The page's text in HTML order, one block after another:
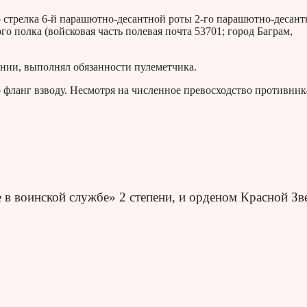
6-й парашютно-десантной роты 2-го парашютно-
полка (войсковая часть полевая почта 53701; город Баграм,
выполнял обязанности пулеметчика.
взводу. Несмотря на численное превосходство
воинской службе» 2 степени, и орденом Красной